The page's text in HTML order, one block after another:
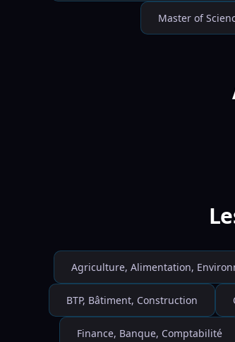
Master of
Agriculture, Alimentation,
BTP, Bâtiment, Construction
Finance, Banque, Comptabilité